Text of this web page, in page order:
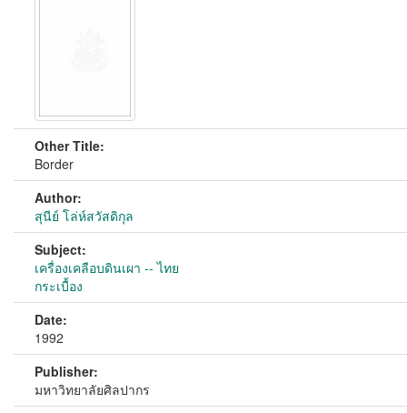
Other Title:
Border
Author:
สุนีย์ โล่ห์สวัสดิกุล
Subject:
เครื่องเคลือบดินเผา -- ไทย
กระเบื้อง
Date:
1992
Publisher:
มหาวิทยาลัยศิลปากร